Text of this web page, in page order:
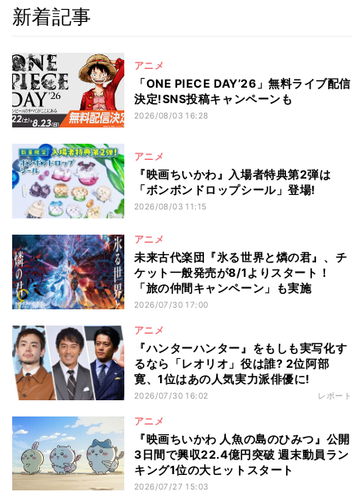
新着記事
アニメ
「ONE PIECE DAY’26」無料ライブ配信
決定!SNS投稿キャンペーンも
2026/08/03 16:28
アニメ
『映画ちいかわ』入場者特典第2弾は
「ボンボンドロップシール」登場!
2026/08/03 11:15
アニメ
未来古代楽団『氷る世界と燐の君』、チ
ケット一般発売が8/1よりスタート！
「旅の仲間キャンペーン」も実施
2026/07/30 17:00
アニメ
『ハンターハンター』をもしも実写化す
るなら「レオリオ」役は誰? 2位阿部
寛、1位はあの人気実力派俳優に!
2026/07/30 16:02 レポート
アニメ
『映画ちいかわ 人魚の島のひみつ』公開
3日間で興収22.4億円突破 週末動員ラン
キング1位の大ヒットスタート
2026/07/27 15:03